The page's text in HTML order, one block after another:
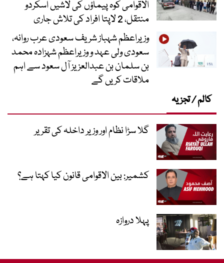
الاقوامی کوہ پیماؤں کی لاشیں اسکردو
منتقل، 2 لاپتا افراد کی تلاش جاری
وزیراعظم شہباز شریف سعودی عرب روانہ،
سعودی ولی عہد و وزیراعظم شہزادہ محمد
بن سلمان بن عبدالعزیز آل سعود سے اہم
ملاقات کریں گے
کالم / تجزیہ
گلا سڑا نظام اور وزیر داخلہ کی تقریر
کشمیر: بین الاقوامی قانون کیا کہتا ہے؟
پہلا دروازہ